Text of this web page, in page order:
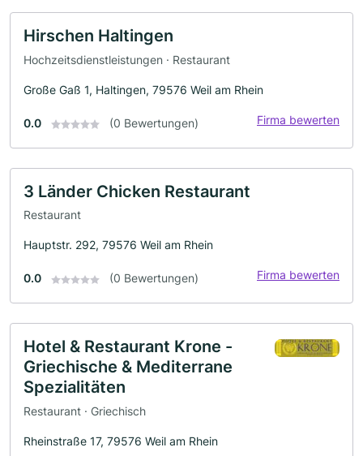
Hirschen Haltingen
Hochzeitsdienstleistungen · Restaurant
Große Gaß 1, Haltingen, 79576 Weil am Rhein
0.0 (0 Bewertungen) Firma bewerten
3 Länder Chicken Restaurant
Restaurant
Hauptstr. 292, 79576 Weil am Rhein
0.0 (0 Bewertungen) Firma bewerten
Hotel & Restaurant Krone -
Griechische & Mediterrane
Spezialitäten
Restaurant · Griechisch
Rheinstraße 17, 79576 Weil am Rhein